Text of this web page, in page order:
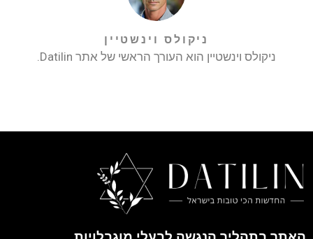
ניקולס וינשטיין
ניקולס וינשטיין הוא העורך הראשי של אתר Datilin.